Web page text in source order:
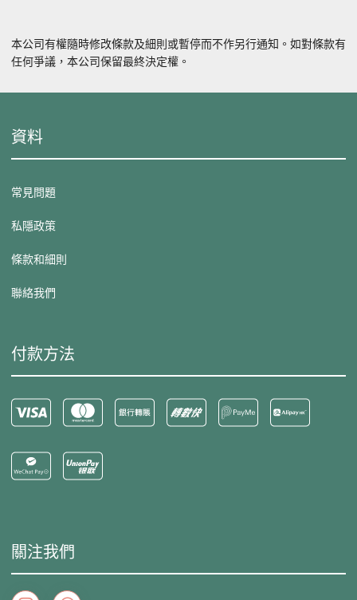
本公司有權隨時修改條款及細則或暫停而不作另行通知。如對條款有
任何爭議，本公司保留最終決定權。
資料
常見問題
私隱政策
條款和細則
聯絡我們
付款方法
關注我們